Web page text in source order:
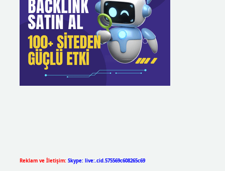
Reklam ve İletişim: Skype: live:.cid.575569c608265c69